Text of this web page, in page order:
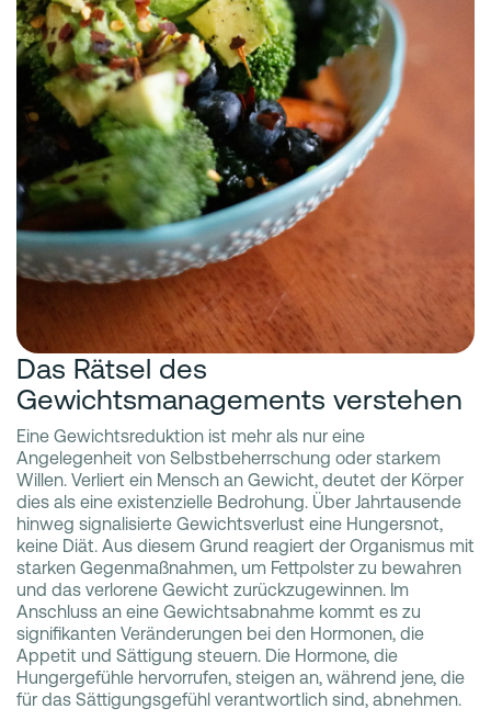
Das Rätsel des
Gewichtsmanagements verstehen
Eine Gewichtsreduktion ist mehr als nur eine
Angelegenheit von Selbstbeherrschung oder starkem
Willen. Verliert ein Mensch an Gewicht, deutet der Körper
dies als eine existenzielle Bedrohung. Über Jahrtausende
hinweg signalisierte Gewichtsverlust eine Hungersnot,
keine Diät. Aus diesem Grund reagiert der Organismus mit
starken Gegenmaßnahmen, um Fettpolster zu bewahren
und das verlorene Gewicht zurückzugewinnen. Im
Anschluss an eine Gewichtsabnahme kommt es zu
signifikanten Veränderungen bei den Hormonen, die
Appetit und Sättigung steuern. Die Hormone, die
Hungergefühle hervorrufen, steigen an, während jene, die
für das Sättigungsgefühl verantwortlich sind, abnehmen.